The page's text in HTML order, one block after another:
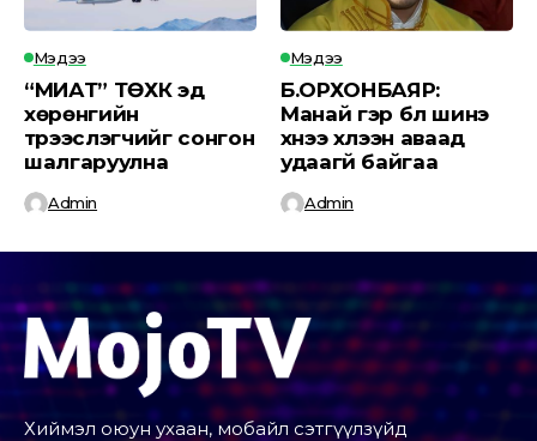
Мэдээ
“МИАТ” ТӨХК эд
хөрөнгийн
түрээслэгчийг сонгон
шалгаруулна
Admin
Мэдээ
Б.ОРХОНБАЯР:
Манай гэр бүл шинэ
хүнээ хүлээн аваад
удаагүй байгаа
Admin
Хиймэл оюун ухаан, мобайл сэтгүүлзүйд